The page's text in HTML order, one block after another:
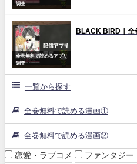
調査
全巻無料で読めるアプリ
調査
BLACK BIRD｜全
一覧から探す
全巻無料で読める漫画①
全巻無料で読める漫画②
恋愛・ラブコメ
ファンタジー